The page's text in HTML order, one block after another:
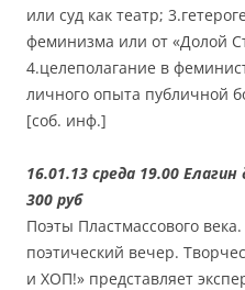
или суд как театр;
феминизма или от «Долой
4.целеполагание в
личного опыта публичной
[соб. инф.]
16.01.13 среда 19.00
300 руб
Поэты Пластмассового
поэтический вечер.
и ХОП!» представляет